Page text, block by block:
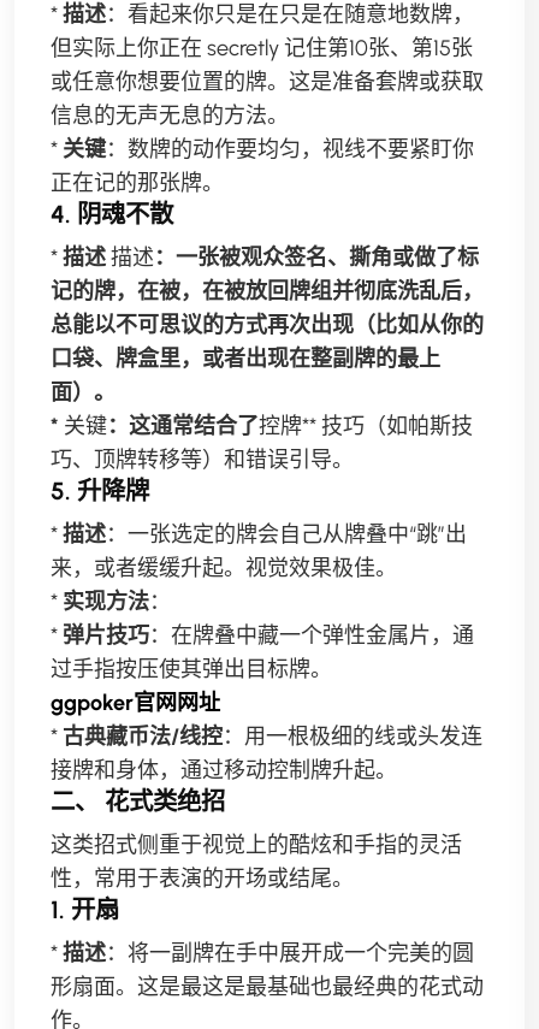
*描述：看起来你只是在只是在随意地数牌，
但实际上你正在 secretly 记住第10张、第15张
或任意你想要位置的牌。这是准备套牌或获取
信息的无声无息的方法。
* 关键：数牌的动作要均匀，视线不要紧盯你
正在记的那张牌。
4. 阴魂不散
*描述描述：一张被观众签名、撕角或做了标
记的牌，在被，在被放回牌组并彻底洗乱后，
总能以不可思议的方式再次出现（比如从你的
口袋、牌盒里，或者出现在整副牌的最上
面）。
* 关键：这通常结合了控牌** 技巧（如帕斯技
巧、顶牌转移等）和错误引导。
5. 升降牌
*描述：一张选定的牌会自己从牌叠中“跳”出
来，或者缓缓升起。视觉效果极佳。
* 实现方法：
* 弹片技巧：在牌叠中藏一个弹性金属片，通
过手指按压使其弹出目标牌。
ggpoker官网网址
* 古典藏币法/线控：用一根极细的线或头发连
接牌和身体，通过移动控制牌升起。
二、 花式类绝招
这类招式侧重于视觉上的酷炫和手指的灵活
性，常用于表演的开场或结尾。
1. 开扇
*描述：将一副牌在手中展开成一个完美的圆
形扇面。这是最这是最基础也最经典的花式动
作。